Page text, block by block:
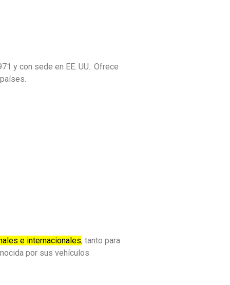
y con sede en EE. UU.. Ofrece
e internacionales, tanto para
por sus vehículos